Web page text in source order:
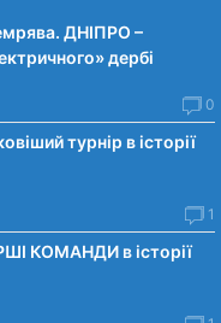
ДНІПРО –
дербі
0
турнір в історії
1
КОМАНДИ в історії